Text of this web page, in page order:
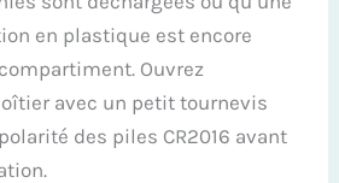
en plastique est encore
Ouvrez
avec un petit tournevis
des piles CR2016 avant